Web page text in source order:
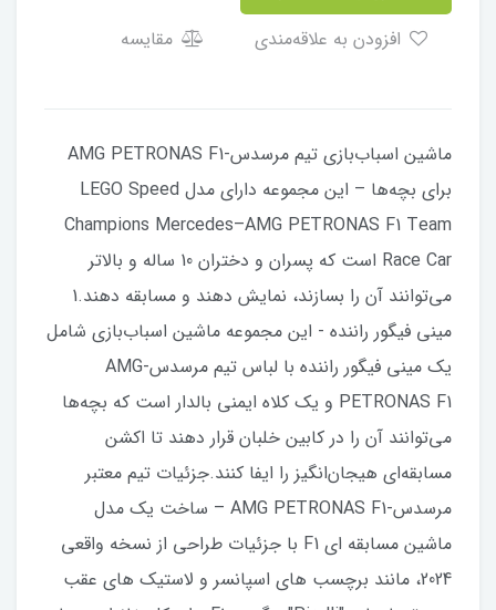
مقایسه
ماشین اسباب‌بازی تیم مرسدس-AMG PETRONAS F1
برای بچه‌ها – این مجموعه دارای مدل LEGO Speed
Champions Mercedes–AMG PETRONAS F1 Team
Race Car است که پسران و دختران 10 ساله و بالاتر
می‌توانند آن را بسازند، نمایش دهند و مسابقه دهند.1
مینی فیگور راننده - این مجموعه ماشین اسباب‌بازی شامل
یک مینی فیگور راننده با لباس تیم مرسدس-AMG
PETRONAS F1 و یک کلاه ایمنی بالدار است که بچه‌ها
می‌توانند آن را در کابین خلبان قرار دهند تا اکشن
مسابقه‌ای هیجان‌انگیز را ایفا کنند.جزئیات تیم معتبر
مرسدس-AMG PETRONAS F1 – ساخت یک مدل
ماشین مسابقه ای F1 با جزئیات طراحی از نسخه واقعی
2024، مانند برچسب های اسپانسر و لاستیک های عقب